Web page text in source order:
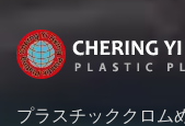
プラスチッククロム